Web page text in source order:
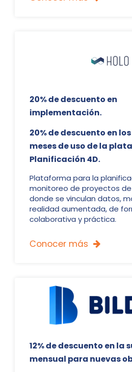
20% de descuento en
implementación.
20% de descuento en
meses de uso de la
Planificación 4D.
Plataforma para la
monitoreo de proyectos
donde se vinculan datos,
realidad aumentada, de
colaborativa y práctica.
Conocer más 
12% de descuento en la
mensual para nuevas